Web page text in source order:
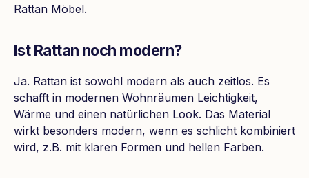
Rattan Möbel.
Ist Rattan noch modern?
Ja. Rattan ist sowohl modern als auch zeitlos. Es
schafft in modernen Wohnräumen Leichtigkeit,
Wärme und einen natürlichen Look. Das Material
wirkt besonders modern, wenn es schlicht kombiniert
wird, z.B. mit klaren Formen und hellen Farben.